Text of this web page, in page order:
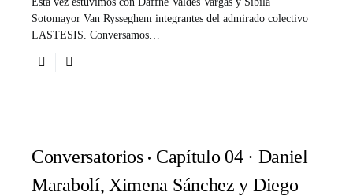
Sotomayor Van Rysseghem integrantes del admirado colectivo
LASTESIS. Conversamos…
Conversatorios
Capítulo 04 · Daniel
Marabolí, Ximena Sánchez y Diego